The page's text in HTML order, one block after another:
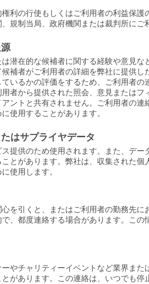
利の行使もしくはご利用者の利益保
規制当局、政府機関または裁判所にご
潜在的な候補者に関する経験や意見
補者がご利用者の詳細を弊社に提供
いるかの評価をするため、ご利用者
者から提供された照会、意見または
ントと共有されません。ご利用者の
使用することがあります。
はサプライヤデータ
提供のため使用されます。また、デ
とがあります。弊社は、収集された
使用します。
を引くと、またはご利用者の勤務先
、都度連絡する場合があります。この
やチャリティーイベントなど業界ま
があります。この連絡は、いつでも停